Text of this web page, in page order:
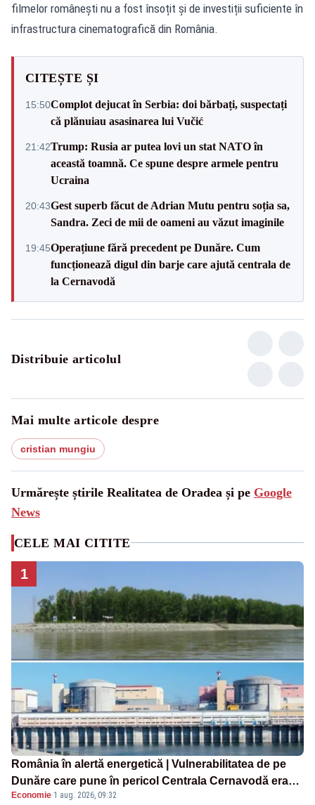
filmelor românești nu a fost însoțit și de investiții suficiente în
infrastructura cinematografică din România.
CITEȘTE ȘI
15:50Complot dejucat în Serbia: doi bărbați, suspectați
că plănuiau asasinarea lui Vučić
21:42Trump: Rusia ar putea lovi un stat NATO în
această toamnă. Ce spune despre armele pentru
Ucraina
20:43Gest superb făcut de Adrian Mutu pentru soția sa,
Sandra. Zeci de mii de oameni au văzut imaginile
19:45Operațiune fără precedent pe Dunăre. Cum
funcționează digul din barje care ajută centrala de
la Cernavodă
Distribuie articolul
Mai multe articole despre
cristian mungiu
Urmărește știrile Realitatea de Oradea și pe Google
News
CELE MAI CITITE
1
România în alertă energetică | Vulnerabilitatea de pe
Dunăre care pune în pericol Centrala Cernavodă era
cunoscută de pe vremea lui Ceaușescu
Economie·1 aug. 2026, 09:32